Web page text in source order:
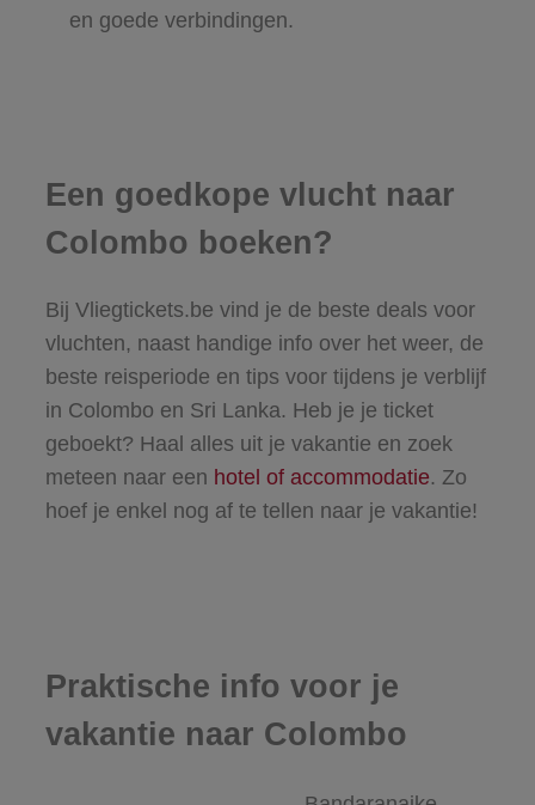
en goede verbindingen.
Een goedkope vlucht naar
Colombo boeken?
Bij Vliegtickets.be vind je de beste deals voor
vluchten, naast handige info over het weer, de
beste reisperiode en tips voor tijdens je verblijf
in Colombo en Sri Lanka. Heb je je ticket
geboekt? Haal alles uit je vakantie en zoek
meteen naar een hotel of accommodatie. Zo
hoef je enkel nog af te tellen naar je vakantie!
Praktische info voor je
vakantie naar Colombo